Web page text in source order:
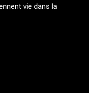
vie dans la